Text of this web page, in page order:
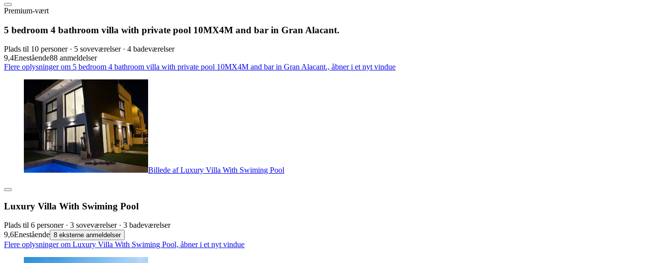
Premium-vært
5 bedroom 4 bathroom villa with private pool 10MX4M and bar in Gran Alacant.
Plads til 10 personer · 5 soveværelser · 4 badeværelser
9,4Enestående88 anmeldelser
Flere oplysninger om 5 bedroom 4 bathroom villa with private pool 10MX4M and bar in Gran Alacant., åbner i et nyt vindue
Billede af Luxury Villa With Swiming Pool
Luxury Villa With Swiming Pool
Plads til 6 personer · 3 soveværelser · 3 badeværelser
9,6Enestående 8 eksterne anmeldelser
Flere oplysninger om Luxury Villa With Swiming Pool, åbner i et nyt vindue